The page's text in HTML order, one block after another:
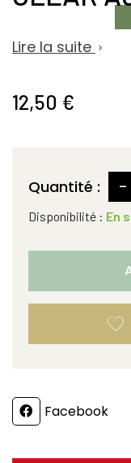
Lire la suite 
12,50 €
Quantité : -
Disponibilité : En
PartagerFacebook